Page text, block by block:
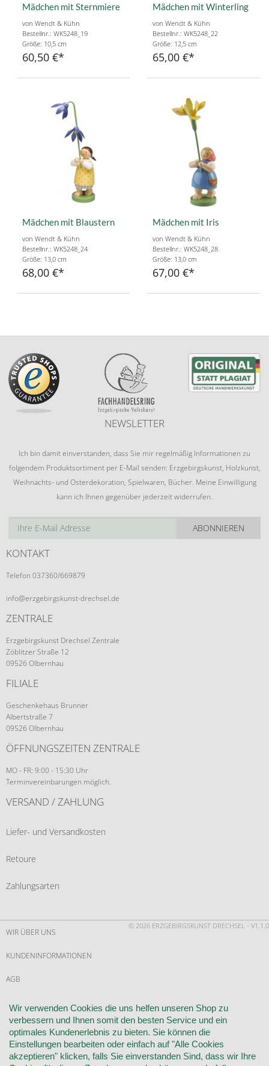
Mädchen mit Sternmiere
von Wendt & Kühn
Bestellnr.: WK5248_19
Größe: 10,5 cm
60,50 €
Mädchen mit Winterling
von Wendt & Kühn
Bestellnr.: WK5248_22
Größe: 12,5 cm
65,00 €
Mädchen mit Blaustern
von Wendt & Kühn
Bestellnr.: WK5248_24
Größe: 13,0 cm
68,00 €
Mädchen mit Iris
von Wendt & Kühn
Bestellnr.: WK5248_28
Größe: 13,0 cm
67,00 €
NEWSLETTER
Ich bin damit einverstanden, dass Sie mir regelmäßig Informationen zu
folgendem Produktsortiment per E-Mail senden: Erzgebirgskunst, Holzkunst,
Weihnachts- und Osterdekoration, Spielwaren, Bücher. Meine Einwilligung
kann ich Ihnen gegenüber jederzeit widerrufen.
ABONNIEREN
KONTAKT
Telefon 037360/669879
info@erzgebirgskunst-drechsel.de
ZENTRALE
Erzgebirgskunst Drechsel Zentrale
Zöblitzer Straße 12
09526 Olbernhau
FILIALE
Geschenkehaus Brunner
Albertstraße 7
09526 Olbernhau
ÖFFNUNGSZEITEN ZENTRALE
MO - FR: 9:00 - 15:30 Uhr
Terminvereinbarungen möglich.
VERSAND / ZAHLUNG
Liefer- und Versandkosten
Retoure
Zahlungsarten
© 2026 ERZGEBIRGSKUNST DRECHSEL - V1.1.0
WIR ÜBER UNS
KUNDENINFORMATIONEN
AGB
WIDERRUF
VERTRAG WIDERRUFEN
KONTAKT
Wir verwenden Cookies die uns helfen unseren Shop zu
verbessern und Ihnen somit den besten Service und ein
optimales Kundenerlebnis zu bieten. Sie können die
Einstellungen bearbeiten oder einfach auf "Alle Cookies
akzeptieren" klicken, falls Sie einverstanden Sind, dass wir Ihre